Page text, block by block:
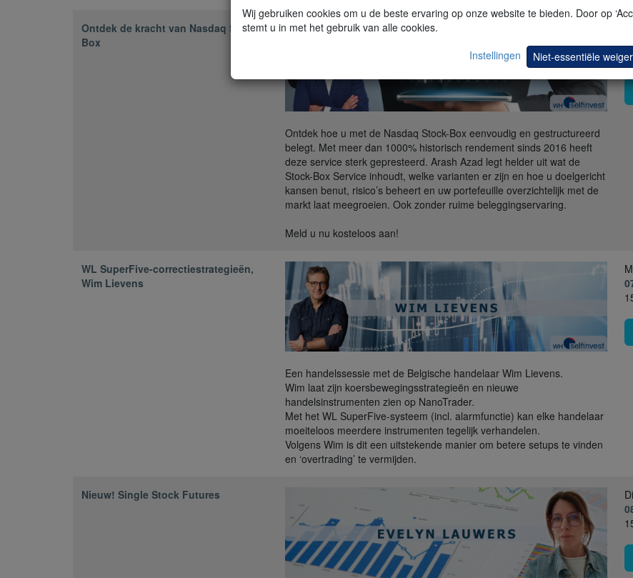
Ontdek de kracht van Nasdaq Stock-
Box
Ontdek hoe u met de Nasdaq Stock-Box eenvoudig en gestructureerd
belegt. Met meer dan 1000% historisch rendement sinds 2016 heeft
deze service sterk gepresteerd. Arash Azad legt helder uit wat de
Stock-Box Service inhoudt, welke varianten er zijn en hoe u doelgericht
kansen benut, risico’s beheert en uw portefeuille overzichtelijk met de
markt laat meegroeien. Ook zonder ruime beleggingservaring.
Meld u nu kosteloos aan!
WL SuperFive-correctiestrategieën,
Wim Lievens
Een handelssessie met de Belgische handelaar Wim Lievens.
Wim laat zijn koersbewegingsstrategieën en nieuwe
handelsinstrumenten zien op NanoTrader.
Met het WL SuperFive-systeem (incl. alarmfunctie) kan elke handelaar
moeiteloos meerdere instrumenten tegelijk verhandelen.
Volgens Wim is dit een uitstekende manier om betere setups te vinden
en ‘overtrading’ te vermijden.
Nieuw! Single Stock Futures
Wij gebruiken cookies om u de beste ervaring op onze website te bieden. Door op
stemt u in met het gebruik van alle cookies.
Instellingen
Niet-essentiële